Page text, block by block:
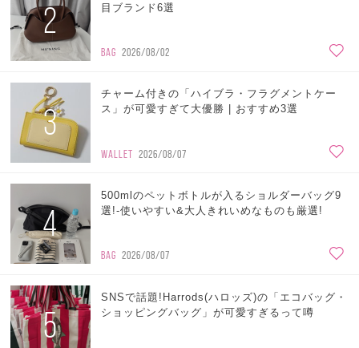
2
目ブランド6選
BAG 2026/08/02
3
チャーム付きの「ハイブラ・フラグメントケー
ス」が可愛すぎて大優勝 | おすすめ3選
WALLET 2026/08/07
4
500mlのペットボトルが入るショルダーバッグ9
選!-使いやすい&大人きれいめなものも厳選!
BAG 2026/08/07
5
SNSで話題!Harrods(ハロッズ)の「エコバッグ・
ショッピングバッグ」が可愛すぎるって噂